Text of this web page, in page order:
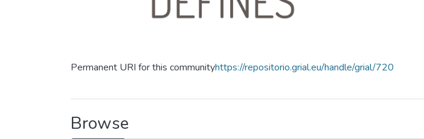
Permanent URI for this communityhttps://repositorio.grial.eu/handle/grial/720
Browse